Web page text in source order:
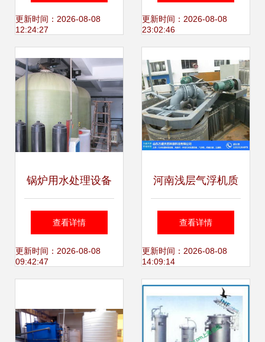
水处理设备研发与
创新
更新时间：2026-08-08
12:24:27
军者
更新时间：2026-08-08
23:02:46
锅炉用水处理设备
的研发现状与展望
查看详情
更新时间：2026-08-08
09:42:47
河南浅层气浮机质
量卓越，方盛天然
环保科技引领水处
理设备研发新高度
查看详情
更新时间：2026-08-08
14:09:14